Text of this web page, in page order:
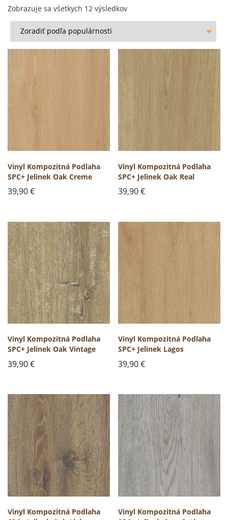
Zobrazuje sa všetkych 12 výsledkov
Vinyl Kompozitná Podlaha
SPC+ Jelinek Oak Creme
39,90€
Vinyl Kompozitná Podlaha
SPC+ Jelinek Oak Real
39,90€
Vinyl Kompozitná Podlaha
SPC+ Jelinek Oak Vintage
39,90€
Vinyl Kompozitná Podlaha
SPC+ Jelinek Lagos
39,90€
Vinyl Kompozitná Podlaha
Vinyl Kompozitná Podlaha